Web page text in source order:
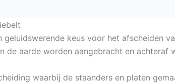
geluidswerende keus voor het afscheiden
de aarde worden aangebracht en
waarbij de staanders en platen